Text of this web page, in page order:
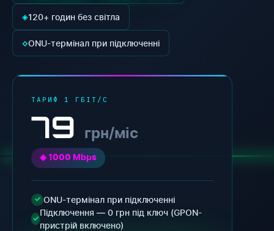
◈120+ годин без світла
◇ONU-термінал при підключенні
ТАРИФ 1 ГБІТ/С
79 грн/міс
◈ 1000 Mbps
✓ ONU-термінал при підключенні
✓
Підключення — 0 грн під ключ (GPON-
пристрій включено)